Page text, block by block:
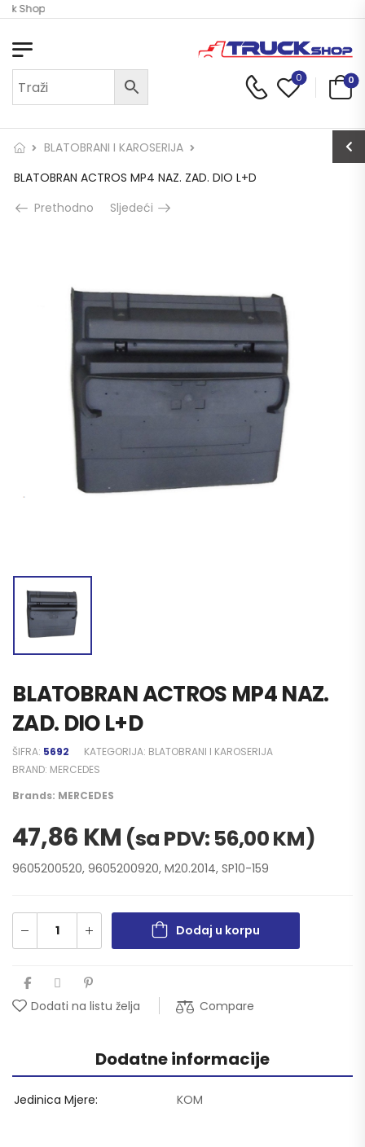
Shop
0 0
BLATOBRANI I KAROSERIJA
BLATOBRAN ACTROS MP4 NAZ. ZAD. DIO L+D
Prethodno
Sljedeći
BLATOBRAN ACTROS MP4 NAZ.
ZAD. DIO L+D
ŠIFRA: 5692 KATEGORIJA: BLATOBRANI I KAROSERIJA
BRAND: MERCEDES
Brands: MERCEDES
47,86 KM (sa PDV: 56,00KM)
9605200520, 9605200920, M20.2014, SP10-159
Dodaj u korpu
Dodati na listu želja Compare
Dodatne informacije
Jedinica Mjere KOM